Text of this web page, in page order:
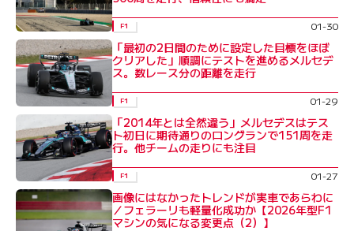
F1 01-30
「最初の2日間のために設定した目標をほぼ
クリアした」順調にテストを進めるメルセデ
ス。数レース分の距離を走行
F1 01-29
「2014年とは全然違う」メルセデスはテス
ト初日に期待通りのロングランで151周を走
行。他チームの走りにも注目
F1 01-27
画像にはなかったトレンドが実車であらわに
／フェラーリも軽量化成功か【2026年型F1
マシンの気になる変更点（2）】